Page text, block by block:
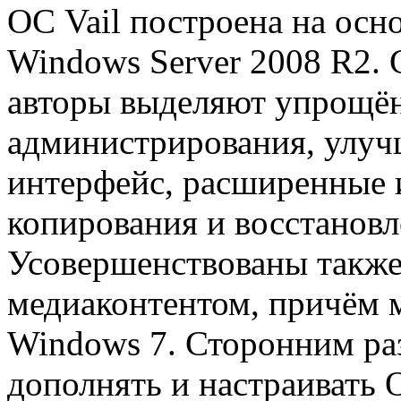
ОС Vail построена на
Windows Server 2008 R2.
авторы выделяют
администрирования,
интерфейс, расширенные
копирования и
Усовершенствованы
медиаконтентом, причём
Windows 7. Сторонним
дополнять и настраивать